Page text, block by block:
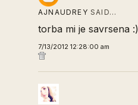
AJNAUDREY SAID…
torba mi je savrsena :)
7/13/2012 12:28:00 am